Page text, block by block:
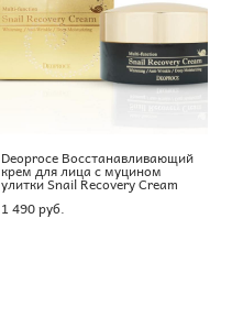
Deoproce Восстанавливающий
крем для лица с муцином
улитки Snail Recovery Cream
1 490 pуб.